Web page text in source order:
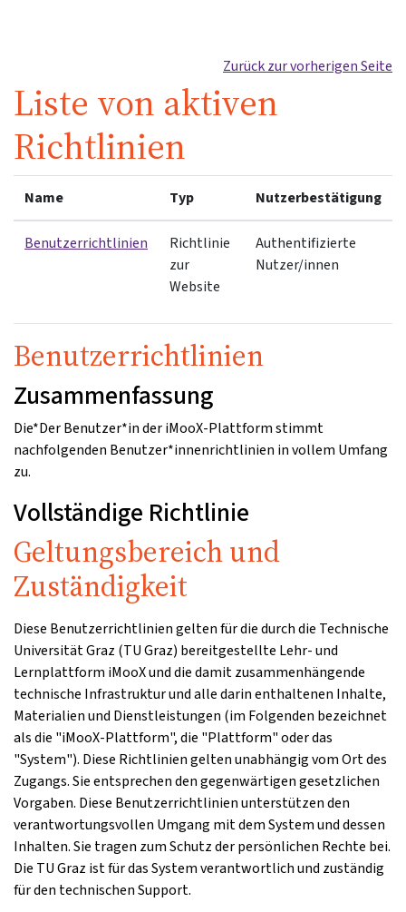
Zurück zur vorherigen Seite
Liste von aktiven
Richtlinien
Name Typ Nutzerbestätigung
Benutzerrichtlinien
Richtlinie
zur
Website
Authentifizierte
Nutzer/innen
Benutzerrichtlinien
Zusammenfassung
Die*Der Benutzer*in der iMooX-Plattform stimmt
nachfolgenden Benutzer*innenrichtlinien in vollem Umfang
zu.
Vollständige Richtlinie
Geltungsbereich und
Zuständigkeit
Diese Benutzerrichtlinien gelten für die durch die Technische
Universität Graz (TU Graz) bereitgestellte Lehr- und
Lernplattform iMooX und die damit zusammenhängende
technische Infrastruktur und alle darin enthaltenen Inhalte,
Materialien und Dienstleistungen (im Folgenden bezeichnet
als die "iMooX-Plattform", die "Plattform" oder das
"System"). Diese Richtlinien gelten unabhängig vom Ort des
Zugangs. Sie entsprechen den gegenwärtigen gesetzlichen
Vorgaben. Diese Benutzerrichtlinien unterstützen den
verantwortungsvollen Umgang mit dem System und dessen
Inhalten. Sie tragen zum Schutz der persönlichen Rechte bei.
Die TU Graz ist für das System verantwortlich und zuständig
für den technischen Support.